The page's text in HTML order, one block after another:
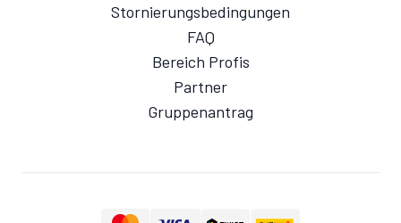
Stornierungsbedingungen
FAQ
Bereich Profis
Partner
Gruppenantrag